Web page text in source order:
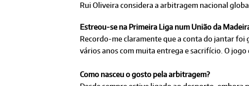
Rui Oliveira considera a arbitragem nacional
Estreou-se na Primeira Liga num União da
Recordo-me claramente que a conta do jantar
vários anos com muita entrega e sacrifício. O
Como nasceu o gosto pela arbitragem?